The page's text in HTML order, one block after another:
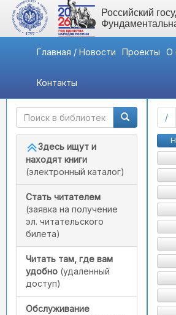
Российский
Главная / Новости Проекты О
Контакты
Быстрый доступ
Здесь ищут и
находят книги
(электронный каталог)
Стать читателем
(заявка на получение
эл. читательского
билета)
Читать там, где вам
удобно (удаленный
доступ)
Обслуживание
/